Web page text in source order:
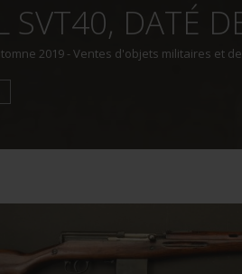
SVT40, DATÉ
2019 - Ventes d'objets militaires et